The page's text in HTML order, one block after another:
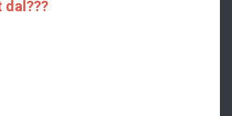
dal???